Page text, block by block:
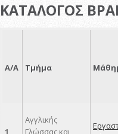
ΚΑΤΑΛΟΓΟΣ
Α/Α Τμήμα
1
Αγγλικής
Γλώσσας και